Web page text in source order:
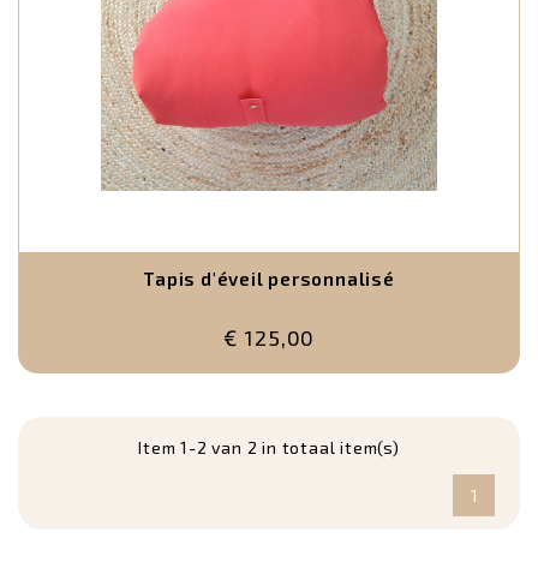
Tapis d'éveil personnalisé
€ 125,00
Item 1-2 van 2 in totaal item(s)
1